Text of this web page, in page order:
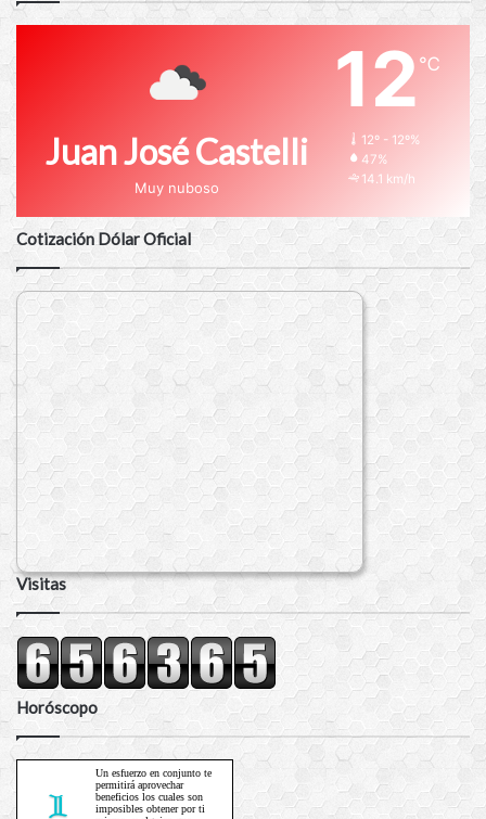
Juan José Castelli
Muy nuboso
12℃
12º - 12º%
47%
14.1 km/h
Cotización Dólar Oficial
Visitas
Horóscopo